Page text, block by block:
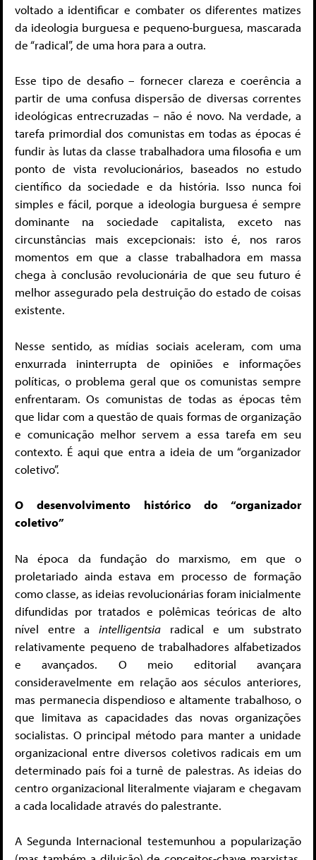
voltado a identificar e combater os diferentes matizes
da ideologia burguesa e pequeno-burguesa, mascarada
de “radical”, de uma hora para a outra.
Esse tipo de desafio – fornecer clareza e coerência a
partir de uma confusa dispersão de diversas correntes
ideológicas entrecruzadas – não é novo. Na verdade, a
tarefa primordial dos comunistas em todas as épocas é
fundir às lutas da classe trabalhadora uma filosofia e um
ponto de vista revolucionários, baseados no estudo
científico da sociedade e da história. Isso nunca foi
simples e fácil, porque a ideologia burguesa é sempre
dominante na sociedade capitalista, exceto nas
circunstâncias mais excepcionais: isto é, nos raros
momentos em que a classe trabalhadora em massa
chega à conclusão revolucionária de que seu futuro é
melhor assegurado pela destruição do estado de coisas
existente.
Nesse sentido, as mídias sociais aceleram, com uma
enxurrada ininterrupta de opiniões e informações
políticas, o problema geral que os comunistas sempre
enfrentaram. Os comunistas de todas as épocas têm
que lidar com a questão de quais formas de organização
e comunicação melhor servem a essa tarefa em seu
contexto. É aqui que entra a ideia de um “organizador
coletivo”.
O desenvolvimento histórico do “organizador
coletivo”
Na época da fundação do marxismo, em que o
proletariado ainda estava em processo de formação
como classe, as ideias revolucionárias foram inicialmente
difundidas por tratados e polêmicas teóricas de alto
nível entre aintelligentsia radical e um substrato
relativamente pequeno de trabalhadores alfabetizados
e avançados. O meio editorial avançara
consideravelmente em relação aos séculos anteriores,
mas permanecia dispendioso e altamente trabalhoso, o
que limitava as capacidades das novas organizações
socialistas. O principal método para manter a unidade
organizacional entre diversos coletivos radicais em um
determinado país foi a turnê de palestras. As ideias do
centro organizacional literalmente viajaram e chegavam
a cada localidade através do palestrante.
A Segunda Internacional testemunhou a popularização